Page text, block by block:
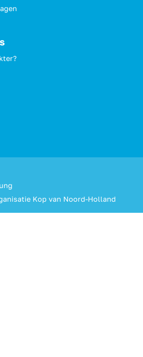
Kop van Noord-Holland